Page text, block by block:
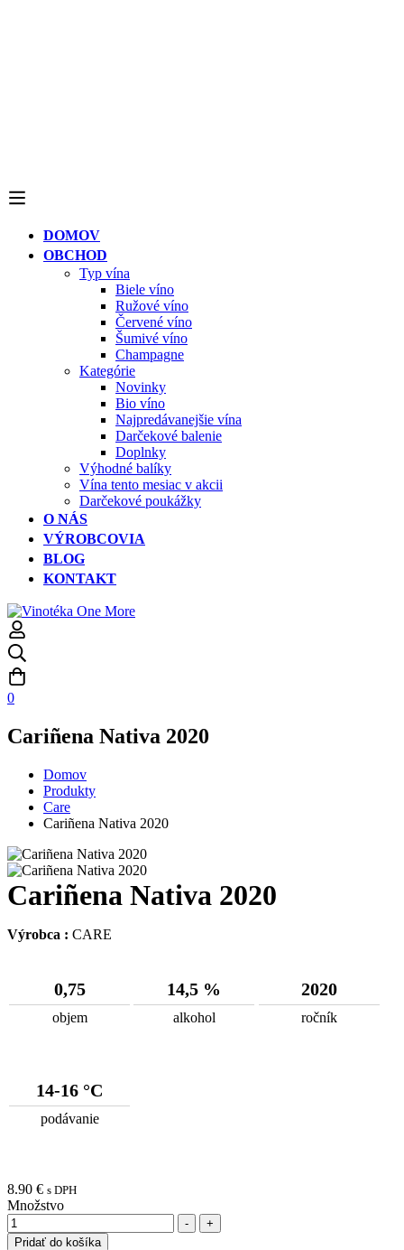
DOMOV
OBCHOD
Typ vína
Biele víno
Ružové víno
Červené víno
Šumivé víno
Champagne
Kategórie
Novinky
Bio víno
Najpredávanejšie vína
Darčekové balenie
Doplnky
Výhodné balíky
Vína tento mesiac v akcii
Darčekové poukážky
O NÁS
VÝROBCOVIA
BLOG
KONTAKT
0
Cariñena Nativa 2020
Domov
Produkty
Care
Cariñena Nativa 2020
Cariñena Nativa 2020
Výrobca : CARE
0,75
objem
14,5 %
alkohol
2020
ročník
14-16 °C
podávanie
8.90 € s DPH
Množstvo
-
+
Pridať do košíka